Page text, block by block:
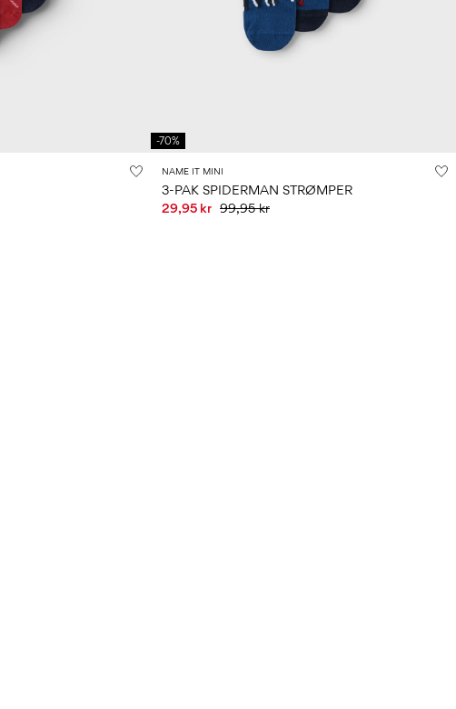
-70%
NAME IT MINI
3-PAK SPIDERMAN STRØMPER
29,95 kr 99,95 kr